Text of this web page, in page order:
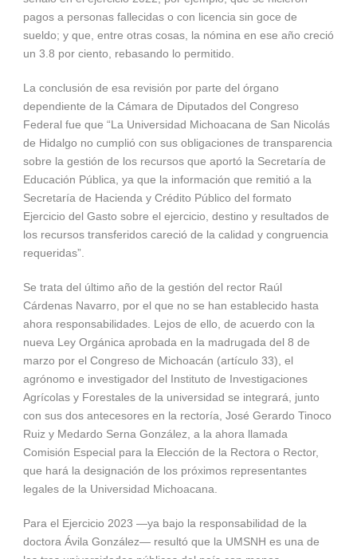
pagos a personas fallecidas o con licencia sin goce de
sueldo; y que, entre otras cosas, la nómina en ese año creció
un 3.8 por ciento, rebasando lo permitido.
La conclusión de esa revisión por parte del órgano
dependiente de la Cámara de Diputados del Congreso
Federal fue que “La Universidad Michoacana de San Nicolás
de Hidalgo no cumplió con sus obligaciones de transparencia
sobre la gestión de los recursos que aportó la Secretaría de
Educación Pública, ya que la información que remitió a la
Secretaría de Hacienda y Crédito Público del formato
Ejercicio del Gasto sobre el ejercicio, destino y resultados de
los recursos transferidos careció de la calidad y congruencia
requeridas”.
Se trata del último año de la gestión del rector Raúl
Cárdenas Navarro, por el que no se han establecido hasta
ahora responsabilidades. Lejos de ello, de acuerdo con la
nueva Ley Orgánica aprobada en la madrugada del 8 de
marzo por el Congreso de Michoacán (artículo 33), el
agrónomo e investigador del Instituto de Investigaciones
Agrícolas y Forestales de la universidad se integrará, junto
con sus dos antecesores en la rectoría, José Gerardo Tinoco
Ruiz y Medardo Serna González, a la ahora llamada
Comisión Especial para la Elección de la Rectora o Rector,
que hará la designación de los próximos representantes
legales de la Universidad Michoacana.
Para el Ejercicio 2023 —ya bajo la responsabilidad de la
doctora Ávila González— resultó que la UMSNH es una de